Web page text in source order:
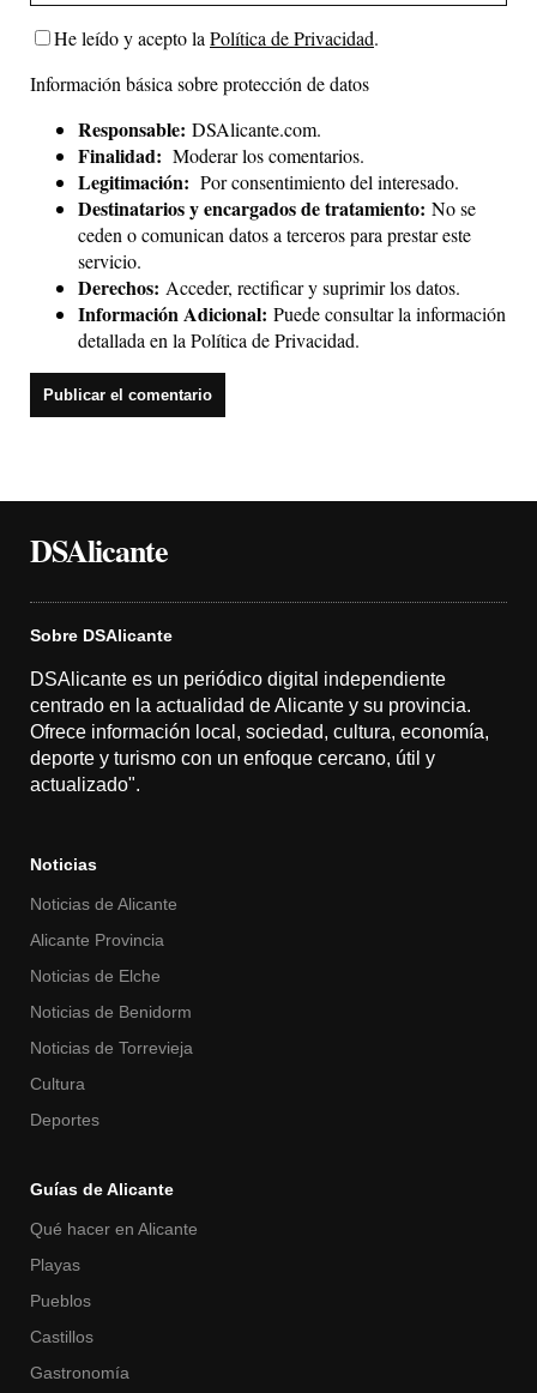
He leído y acepto la Política de Privacidad.
Información básica sobre protección de datos
Responsable: DSAlicante.com.
Finalidad: Moderar los comentarios.
Legitimación: Por consentimiento del interesado.
Destinatarios y encargados de tratamiento: No se
ceden o comunican datos a terceros para prestar este
servicio.
Derechos: Acceder, rectificar y suprimir los datos.
Información Adicional: Puede consultar la información
detallada en la Política de Privacidad.
DSAlicante
Sobre DSAlicante
DSAlicante es un periódico digital independiente
centrado en la actualidad de Alicante y su provincia.
Ofrece información local, sociedad, cultura, economía,
deporte y turismo con un enfoque cercano, útil y
actualizado".
Noticias
Noticias de Alicante
Alicante Provincia
Noticias de Elche
Noticias de Benidorm
Noticias de Torrevieja
Cultura
Deportes
Guías de Alicante
Qué hacer en Alicante
Playas
Pueblos
Castillos
Gastronomía